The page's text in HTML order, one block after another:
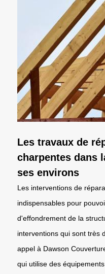
Les travaux de
charpentes dans
ses environs
Les interventions de
indispensables pour
d'effondrement de la
interventions qui sont très
appel à Dawson
qui utilise des